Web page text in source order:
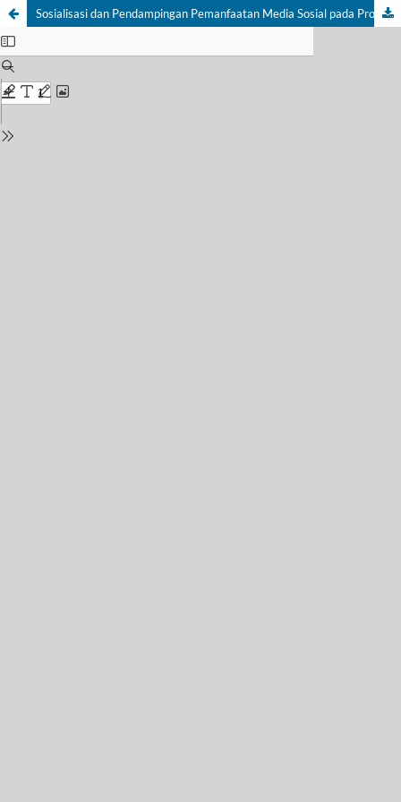
Sosialisasi dan Pendampingan Pemanfaatan Media Sosial pada Produk Kelompok Wanita (KWT) Keselet Karya